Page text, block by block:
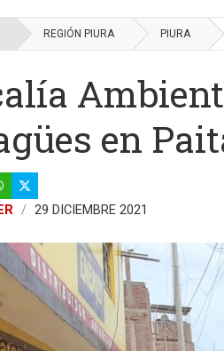
REGIÓN PIURA PIURA
en
29 DICIEMBRE 2021